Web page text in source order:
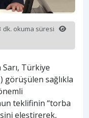
dk. okuma süresi
Türkiye
görüşülen sağlıkla
teklifinin “torba
eleştirerek,